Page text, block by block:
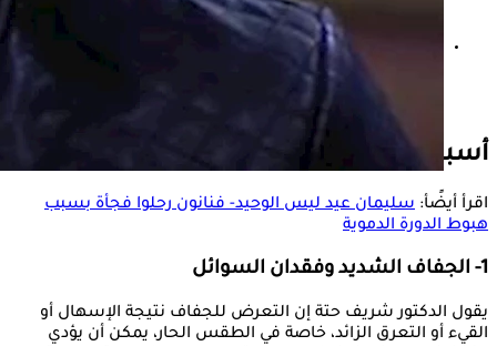
أسباب غير متوقعة لهبوط الدورة الدموية
اقرأ أيضًأ: سليمان عيد ليس الوحيد- فنانون رحلوا فجأة بسبب
هبوط الدورة الدموية
1- الجفاف الشديد وفقدان السوائل
يقول الدكتور شريف حتة إن التعرض للجفاف نتيجة الإسهال أو
القيء أو التعرق الزائد، خاصة في الطقس الحار، يمكن أن يؤدي